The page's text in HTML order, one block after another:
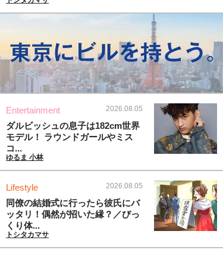
Entertainment 2026.08.05
ダルビッシュの息子は182cm世界
モデル！ ラウンドガールやミス
コ...
ゆるま 小林
Lifestyle 2026.08.05
同僚の結婚式に行ったら彼氏にバ
ッタリ！偶然が招いた縁？／びっ
くり体...
トシタカマサ